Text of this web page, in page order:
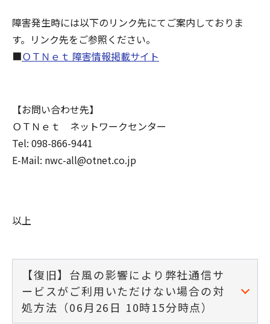
障害発生時には以下のリンク先にてご案内しておりま
す。リンク先をご参照ください。
■ＯＴＮｅｔ 障害情報掲載サイト
【お問い合わせ先】
ＯＴＮｅｔ ネットワークセンター
Tel: 098-866-9441
E-Mail: nwc-all@otnet.co.jp
以上
【復旧】台風の影響により弊社通信サ
ービスがご利用いただけない場合の対
処方法（06月26日 10時15分時点）